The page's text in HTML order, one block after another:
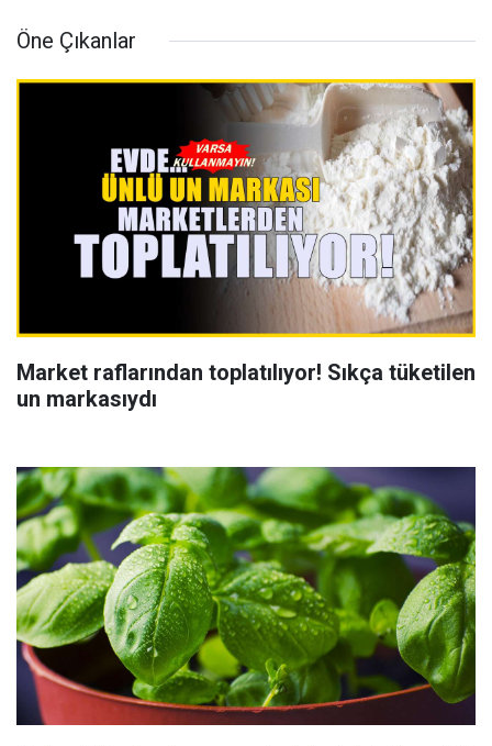
Öne Çıkanlar
Market raflarından toplatılıyor! Sıkça tüketilen
un markasıydı